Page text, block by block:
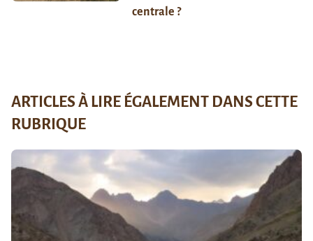
centrale ?
ARTICLES À LIRE ÉGALEMENT DANS CETTE
RUBRIQUE